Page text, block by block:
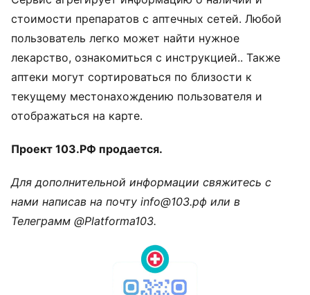
стоимости препаратов с аптечных сетей. Любой
пользователь легко может найти нужное
лекарство, ознакомиться с инструкцией.. Также
аптеки могут сортироваться по близости к
текущему местонахождению пользователя и
отображаться на карте.
Проект 103.РФ продается.
Для дополнительной информации свяжитесь с
нами написав на почту info@103.рф или в
Телеграмм @Platforma103.